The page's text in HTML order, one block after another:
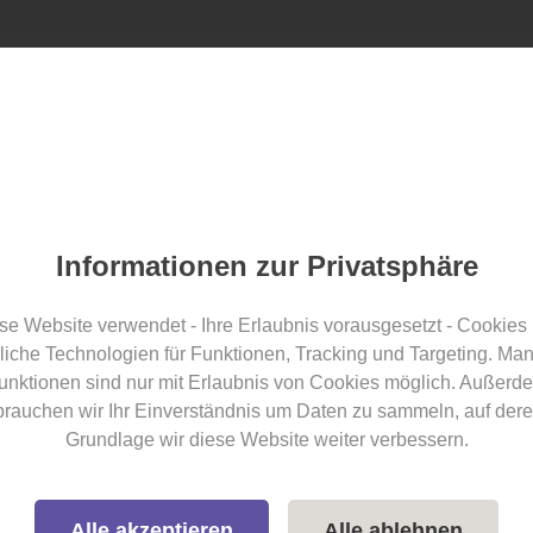
finden
als 10x angerufen zu werden, damit du gefragt
welches
weiterzukommen.
und Kundenunternehmen kostenfrei
etc. filtern und Deinen PDL direkt
dass jede/r hier ihre/seine Erfahrung teilen
Informationen zur Privatsphäre
Website verwendet - Ihre Erlaubnis vorausgesetzt - Cookies
Technologien für Funktionen, Tracking und Targeting.
sind nur mit Erlaubnis von Cookies möglich.
wir Ihr Einverständnis um Daten zu sammeln, auf
Grundlage wir diese Website weiter verbessern.